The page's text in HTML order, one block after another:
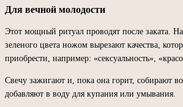
Для вечной молодости
Этот мощный ритуал проводят после заката.
зеленого цвета ножом вырезают качества,
приобрести, например: «сексуальность»,
Свечу зажигают и, пока она горит, собирают
добавляют в воду для купания или умывания.